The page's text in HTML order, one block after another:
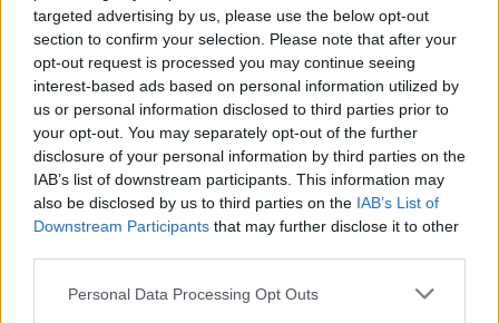
targeted advertising by us, please use the below opt-out
section to confirm your selection. Please note that after your
opt-out request is processed you may continue seeing
interest-based ads based on personal information utilized by
us or personal information disclosed to third parties prior to
your opt-out. You may separately opt-out of the further
disclosure of your personal information by third parties on the
IAB’s list of downstream participants. This information may
also be disclosed by us to third parties on the IAB’s List of
Downstream Participants that may further disclose it to other
Personal Data Processing Opt Outs
Kela muuttaa terapiakäytäntöä
Lapin pelastushelikopteri Aslakin toiminta
päättyy – rahat loppuivat